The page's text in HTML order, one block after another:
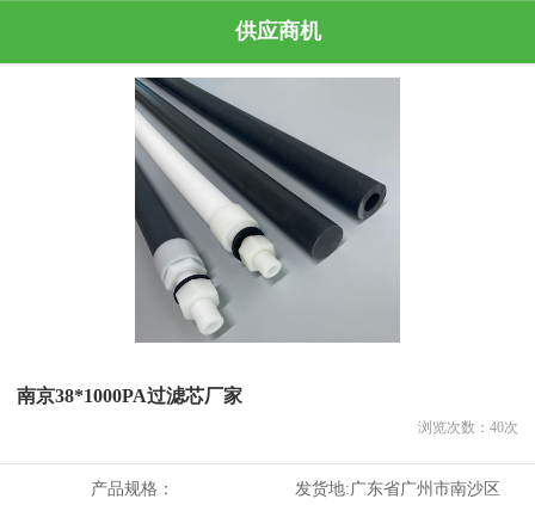
供应商机
南京38*1000PA过滤芯厂家
浏览次数： 40次
产品规格： 发货地:广东省广州市南沙区